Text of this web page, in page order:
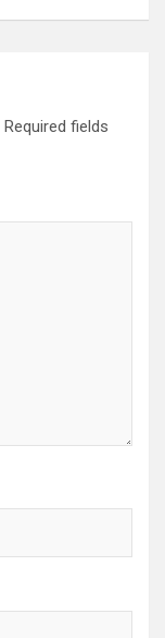
Required fields